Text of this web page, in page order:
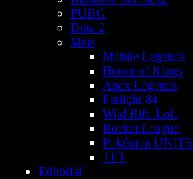
PUBG
Dota 2
Mais
Mobile Legends
Honor of Kings
Apex Legends
Farlight 84
Wild Rift: LoL
Rocket League
Pokémon UNITE
TFT
Editorial